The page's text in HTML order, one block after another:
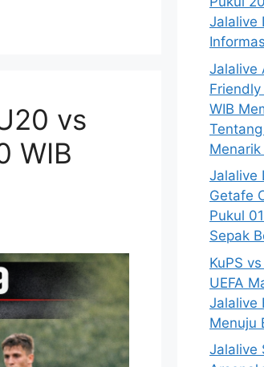
vs
WIB
Jalalive
Jalalive
WIB
Jalalive
Getafe
Pukul
Sepak
KuPS
UEFA
Jalalive
Menuju
Jalalive